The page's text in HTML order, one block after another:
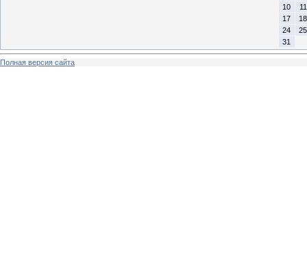
10
11
17
18
24
25
31
Полная версия сайта